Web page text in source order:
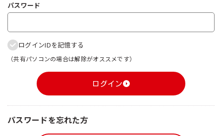
パスワード
ログインIDを記憶する
（共有パソコンの場合は解除がオススメです）
ログイン
パスワードを忘れた方